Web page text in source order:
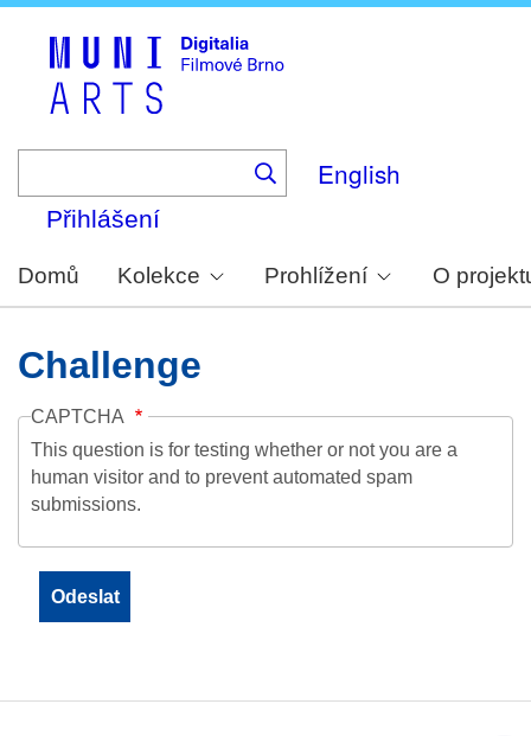
English
Přihlášení
Domů Kolekce Prohlížení O
Challenge
CAPTCHA
This question is for testing whether or not you are a
human visitor and to prevent automated spam
submissions.